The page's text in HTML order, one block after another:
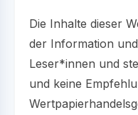
Die Inhalte dieser
der Information
Leser*innen und
und keine